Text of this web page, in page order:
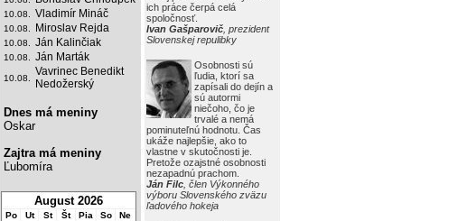
ich práce čerpá celá
spoločnosť.
Ivan Gašparovič , prezident
Slovenskej repulibky
Osobnosti sú
ľudia, ktorí sa
zapísali do dejín a
sú autormi
niečoho, čo je
trvalé a nemá
pominuteľnú hodnotu. Čas
ukáže najlepšie, ako to
vlastne v skutočnosti je.
Pretože ozajstné osobnosti
nezapadnú prachom.
Ján Filc , člen Výkonného
výboru Slovenského zväzu
ľadového hokeja
10.08. Vladimír Mináč
10.08. Miroslav Rejda
10.08. Ján Kalinčiak
10.08. Ján Marták
10.08.
Vavrinec Benedikt
Nedožerský
Dnes má meniny
Oskar
Zajtra má meniny
Ľubomíra
August 2026
Po Ut St Št Pia So Ne